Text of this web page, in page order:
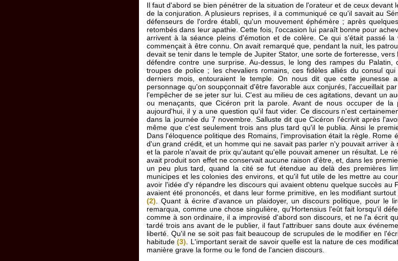
Il faut d'abord se bien pénétrer de la situation de l'orateur et de ceux devant
de la conjuration. A plusieurs reprises, il a communiqué ce qu'il savait au
défenseurs de l'ordre établi, qu'un mouvement éphémère ; après
retombés dans leur apathie. Cette fois, l'occasion lui paraît bonne pour
arrivent à la séance pleins d'émotion et de colère. Ce qui s'était passé la
commençait à être connu. On avait remarqué que, pendant la nuit, les
devait se tenir dans le temple de Jupiter Stator, une sorte de forteresse,
défendre contre une surprise. Au-dessus, le long des rampes du
troupes de police ; les chevaliers romains, ces fidèles alliés du consul
derniers mois, entouraient le temple. On nous dit que cette jeunesse
personnage qu'on soupçonnait d'être favorable aux conjurés, l'accueillait
l'empêcher de se jeter sur lui. C'est au milieu de ces agitations, devant un
ou menaçants, que Cicéron prit la parole. Avant de nous occuper de la
aujourd'hui, il y a une question qu'il faut vider. Ce discours n'est
dans la journée du 7 novembre. Salluste dit que Cicéron l'écrivit après
même que c'est seulement trois ans plus tard qu'il le publia. Ainsi le
Dans l'éloquence politique des Romains, l'improvisation était la règle. Rome
d'un grand crédit, et un homme qui ne savait pas parler n'y pouvait arriver
et la parole n'avait de prix qu'autant qu'elle pouvait amener un résultat. Le
avait produit son effet ne conservait aucune raison d'être, et, dans les
un peu plus tard, quand la cité se fut étendue au delà des premières
municipes et les colonies des environs, et qu'il fut utile de les mettre au
avoir l'idée d'y répandre les discours qui avaient obtenu quelque succès au
avaient été prononcés, et dans leur forme primitive, en les modifiant
(2) . Quant à écrire d'avance un plaidoyer, un discours politique, pour le
remarqua, comme une chose singulière, qu'Hortensius l'eût fait lorsqu'il
comme à son ordinaire, il a improvisé d'abord son discours, et ne l'a écrit
tardé trois ans avant de le publier, il faut l'attribuer sans doute aux
liberté. Qu'il ne se soit pas fait beaucoup de scrupules de le modifier en
habitude(3) . L'important serait de savoir quelle est la nature de ces
manière grave la forme ou le fond de l'ancien discours.